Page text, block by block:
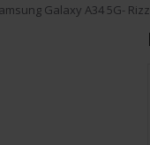
Galaxy A34 5G-